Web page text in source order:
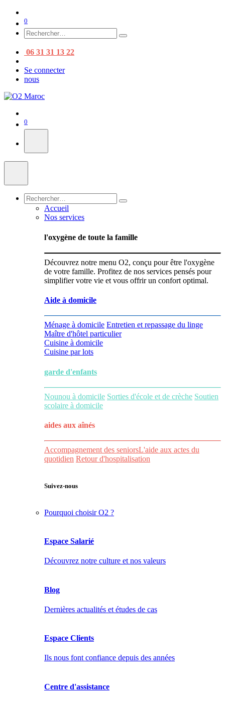
0
06 31 31 13 22
Se connecter
nous
0
Accueil
Nos services
l'oxygène de toute la famille
Découvrez notre menu O2, conçu pour être l'oxygène
de votre famille. Profitez de nos services pensés pour
simplifier votre vie et vous offrir un confort optimal.
Aide à domicile
Ménage à domicile Entretien et repassage du linge
Maître d'hôtel particulier
Cuisine à domicile
Cuisine par lots
garde d'enfants
Nounou à domicile Sorties d'école et de crèche Soutien
scolaire à domicile
aides aux aînés
Accompagnement des seniorsL'aide aux actes du
quotidien Retour d'hospitalisation
Suivez-nous
Pourquoi choisir O2 ?
Espace Salarié
Découvrez notre culture et nos valeurs
Blog
Dernières actualités et études de cas
Espace Clients
Ils nous font confiance depuis des années
Centre d'assistance